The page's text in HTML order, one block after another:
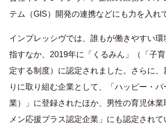
テム（GIS）開発の連携などにも力を入れ
インプレッシヴでは、誰もが働きやすい
指すなか、2019年に「くるみん」（「子
定する制度）に認定されました。さらに
りに取り組む企業として、「ハッピー・
業）」に登録されたほか、男性の育児休
メン応援プラス認定企業」にも認定されて